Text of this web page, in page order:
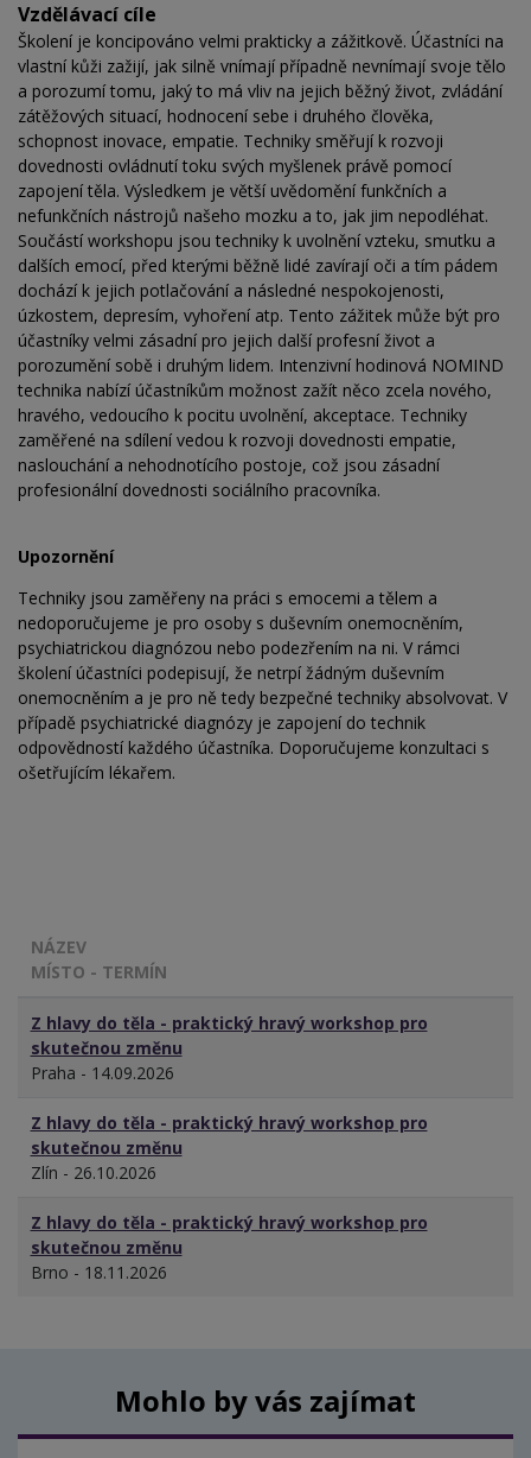
Vzdělávací cíle
Školení je koncipováno velmi prakticky a zážitkově. Účastníci na
vlastní kůži zažijí, jak silně vnímají případně nevnímají svoje tělo
a porozumí tomu, jaký to má vliv na jejich běžný život, zvládání
zátěžových situací, hodnocení sebe i druhého člověka,
schopnost inovace, empatie. Techniky směřují k rozvoji
dovednosti ovládnutí toku svých myšlenek právě pomocí
zapojení těla. Výsledkem je větší uvědomění funkčních a
nefunkčních nástrojů našeho mozku a to, jak jim nepodléhat.
Součástí workshopu jsou techniky k uvolnění vzteku, smutku a
dalších emocí, před kterými běžně lidé zavírají oči a tím pádem
dochází k jejich potlačování a následné nespokojenosti,
úzkostem, depresím, vyhoření atp. Tento zážitek může být pro
účastníky velmi zásadní pro jejich další profesní život a
porozumění sobě i druhým lidem. Intenzivní hodinová NOMIND
technika nabízí účastníkům možnost zažít něco zcela nového,
hravého, vedoucího k pocitu uvolnění, akceptace. Techniky
zaměřené na sdílení vedou k rozvoji dovednosti empatie,
naslouchání a nehodnotícího postoje, což jsou zásadní
profesionální dovednosti sociálního pracovníka.
Upozornění
Techniky jsou zaměřeny na práci s emocemi a tělem a
nedoporučujeme je pro osoby s duševním onemocněním,
psychiatrickou diagnózou nebo podezřením na ni. V rámci
školení účastníci podepisují, že netrpí žádným duševním
onemocněním a je pro ně tedy bezpečné techniky absolvovat. V
případě psychiatrické diagnózy je zapojení do technik
odpovědností každého účastníka. Doporučujeme konzultaci s
ošetřujícím lékařem.
NÁZEV
MÍSTO - TERMÍN
Z hlavy do těla - praktický hravý workshop pro
skutečnou změnu
Praha - 14.09.2026
Z hlavy do těla - praktický hravý workshop pro
skutečnou změnu
Zlín - 26.10.2026
Z hlavy do těla - praktický hravý workshop pro
skutečnou změnu
Brno - 18.11.2026
Mohlo by vás zajímat